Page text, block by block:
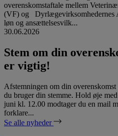
overenskomstaftale mellem
(VF) og Dyrlægevirksomhedernes
løn og ansættelsesvilk...
30.06.2026
Stem om din
er vigtig!
Afstemningen om din
du bruger din stemme. Hold øje
juni kl. 12.00 modtager du en mail
forklare...
Se alle nyheder